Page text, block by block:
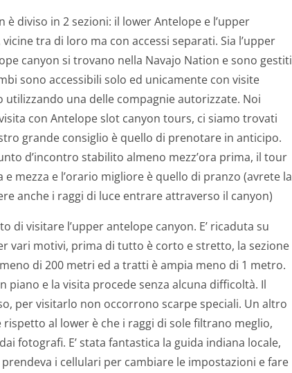
è diviso in 2 sezioni: il lower Antelope e l’upper
tra di loro ma con accessi separati. Sia l’upper
canyon si trovano nella Navajo Nation e sono gestiti
sono accessibili solo ed unicamente con visite
utilizzando una delle compagnie autorizzate. Noi
con Antelope slot canyon tours, ci siamo trovati
grande consiglio è quello di prenotare in anticipo.
d’incontro stabilito almeno mezz’ora prima, il tour
e mezza e l’orario migliore è quello di pranzo (avrete la
anche i raggi di luce entrare attraverso il canyon)
di visitare l’upper antelope canyon. E’ ricaduta su
vari motivi, prima di tutto è corto e stretto, la sezione
di 200 metri ed a tratti è ampia meno di 1 metro.
piano e la visita procede senza alcuna difficoltà. Il
per visitarlo non occorrono scarpe speciali. Un altro
al lower è che i raggi di sole filtrano meglio,
fotografi. E’ stata fantastica la guida indiana locale,
i cellulari per cambiare le impostazioni e fare